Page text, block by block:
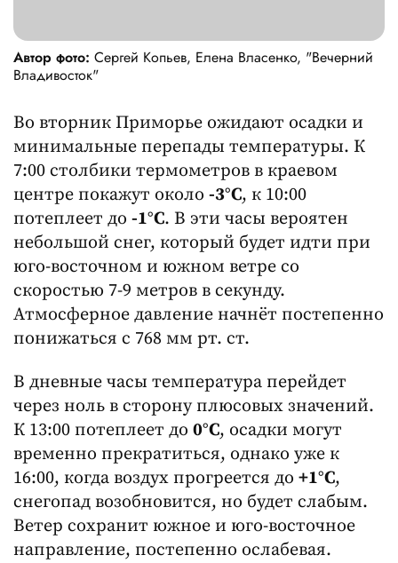
Автор фото: Сергей Копьев, Елена Власенко, "Вечерний
Владивосток"
Во вторник Приморье ожидают осадки и
минимальные перепады температуры. К
7:00 столбики термометров в краевом
центре покажут около -3°C, к 10:00
потеплеет до -1°C. В эти часы вероятен
небольшой снег, который будет идти при
юго-восточном и южном ветре со
скоростью 7-9 метров в секунду.
Атмосферное давление начнёт постепенно
понижаться с 768 мм рт. ст.
В дневные часы температура перейдет
через ноль в сторону плюсовых значений.
К 13:00 потеплеет до 0°C, осадки могут
временно прекратиться, однако уже к
16:00, когда воздух прогреется до +1°C,
снегопад возобновится, но будет слабым.
Ветер сохранит южное и юго-восточное
направление, постепенно ослабевая.